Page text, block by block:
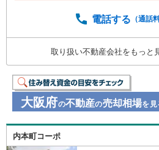
空き部屋で、気軽に室内見学
ペースもございますので、小
家庭もお気軽にご来場くださ
いません。火曜日・水曜日も
電話する （通話
取り扱い不動産会社をもっと
大阪府の不動産の売却相場を見
内本町コーポ